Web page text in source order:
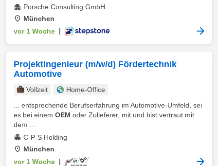
Porsche Consulting GmbH
München
vor 1 Woche
Projektingenieur (m/w/d) Fördertechnik
Automotive
Vollzeit
Home-Office
... entsprechende Berufserfahrung im Automotive-Umfeld, sei
es bei einem OEM oder Zulieferer, mit und bist vertraut mit
dem ...
C-P-S Holding
München
vor 1 Woche